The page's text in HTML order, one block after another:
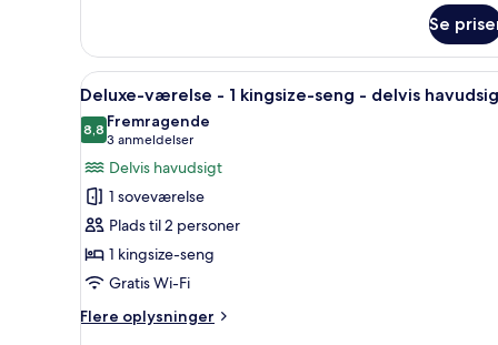
suite
1
kingsize-
seng
balkon
Se
Indlæs
alle
billeder
af
Deluxe-
værelse
-
1
kingsize-
seng
Et hotelværelse med en
5
Deluxe-værelse - 1 kingsize-seng - delvis
8,88,8 ud af 10
Fremragende
3 anmeldelser
(3
anmeldelser)
Delvis havudsigt
1 soveværelse
Plads til 2 personer
1 kingsize-seng
Gratis Wi-Fi
Flere oplysninger
Flere